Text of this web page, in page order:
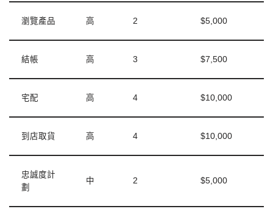
瀏覽產品 高 2 $5,000
結帳 高 3 $7,500
宅配 高 4 $10,000
到店取貨 高 4 $10,000
忠誠度計
劃
中 2 $5,000